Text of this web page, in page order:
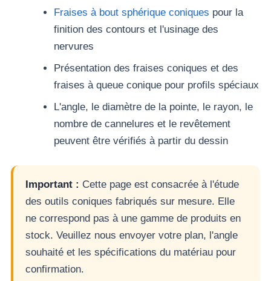
Fraises à bout sphérique coniques pour la
finition des contours et l'usinage des
nervures
Présentation des fraises coniques et des
fraises à queue conique pour profils spéciaux
L'angle, le diamètre de la pointe, le rayon, le
nombre de cannelures et le revêtement
peuvent être vérifiés à partir du dessin
Important : Cette page est consacrée à l'étude
des outils coniques fabriqués sur mesure. Elle
ne correspond pas à une gamme de produits en
stock. Veuillez nous envoyer votre plan, l'angle
souhaité et les spécifications du matériau pour
confirmation.